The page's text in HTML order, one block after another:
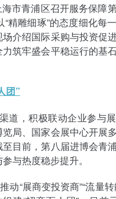
市青浦区召开服务保障
精雕细琢”的态度细化每
介绍国际采购与投资促
筑牢盛会平稳运行的基
团”
道，积极联动企业参与
局、国家会展中心开展
目前，第八届进博会青
与热度稳步提升。
动“展商变投资商”“流量转